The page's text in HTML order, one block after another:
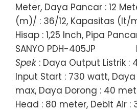
Meter, Daya Pancar : 12
(m)/ : 36/12, Kapasitas (lt/
Hisap : 1,25 Inch, Pipa
SANYO PDH-405JP
Spek : Daya Output Listrik :
Input Start : 730 watt,
max, Daya Dorong : 40
Head : 80 meter, Debit Air